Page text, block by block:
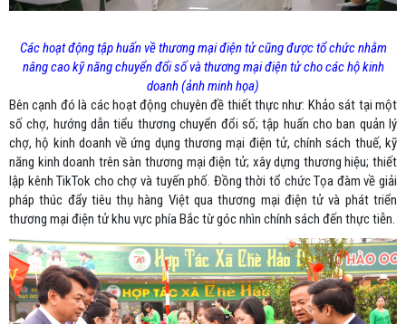
Các hoạt động tập huấn về thương mại điện tử cũng được tổ chức nhằm
nâng cao kỹ năng chuyển đổi số và thương mại điện tử cho các hộ kinh
doanh (ảnh minh họa)
Bên cạnh đó là các hoạt động chuyên đề thiết thực như: Khảo sát tại một
số chợ, hướng dẫn tiểu thương chuyển đổi số; tập huấn cho ban quản lý
chợ, hộ kinh doanh về ứng dụng thương mại điện tử, chính sách thuế, kỹ
năng kinh doanh trên sàn thương mại điện tử; xây dựng thương hiệu; thiết
lập kênh TikTok cho chợ và tuyến phố. Đồng thời tổ chức Tọa đàm về giải
pháp thúc đẩy tiêu thụ hàng Việt qua thương mại điện tử và phát triển
thương mại điện tử khu vực phía Bắc từ góc nhìn chính sách đến thực tiễn.